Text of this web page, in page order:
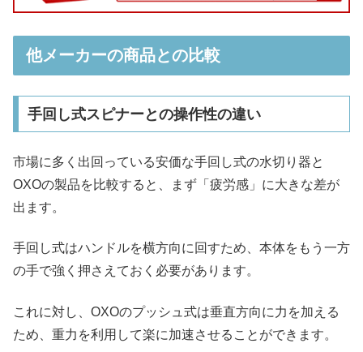
他メーカーの商品との比較
手回し式スピナーとの操作性の違い
市場に多く出回っている安価な手回し式の水切り器と
OXOの製品を比較すると、まず「疲労感」に大きな差が
出ます。
手回し式はハンドルを横方向に回すため、本体をもう一方
の手で強く押さえておく必要があります。
これに対し、OXOのプッシュ式は垂直方向に力を加える
ため、重力を利用して楽に加速させることができます。